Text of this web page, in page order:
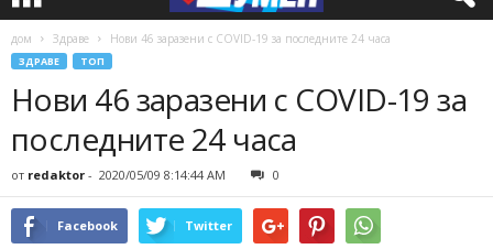
дом Здраве Нови 46 заразени с COVID-19 за последните 24 часа
ЗДРАВЕ ТОП
Нови 46 заразени с COVID-19 за
последните 24 часа
от redaktor - 2020/05/09 8:14:44 AM 0
Facebook Twitter